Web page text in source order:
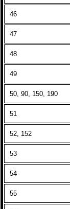
46
47
48
49
50, 90, 150, 190
51
52, 152
53
54
55